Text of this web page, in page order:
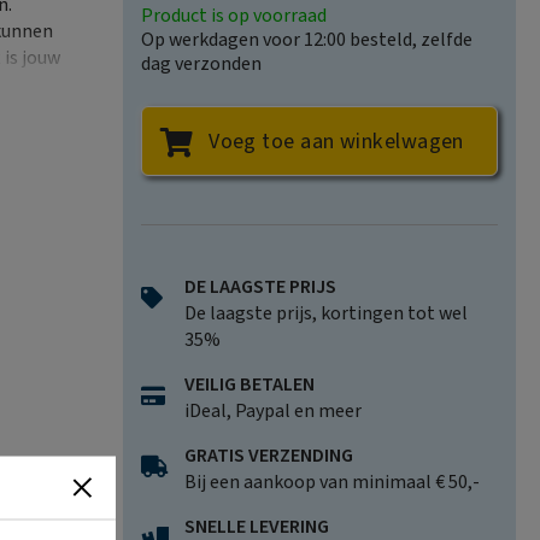
jouw
Product is op voorraad
Op werkdagen voor 12:00 besteld, zelfde
dag verzonden
Voeg toe aan winkelwagen
DE LAAGSTE PRIJS
De laagste prijs, kortingen tot wel
35%
VEILIG BETALEN
iDeal, Paypal en meer
GRATIS VERZENDING
Bij een aankoop van minimaal € 50,-
SNELLE LEVERING